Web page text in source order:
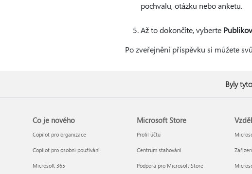
pochvalu, otázku nebo anketu.
Až to dokončíte, vyberte
Po zveřejnění příspěvku si můžete
Byly
Co je nového
Copilot pro organizace
Copilot pro osobní používání
Microsoft 365
Microsoft Store
Profil účtu
Centrum stahování
Podpora pro Microsoft Store